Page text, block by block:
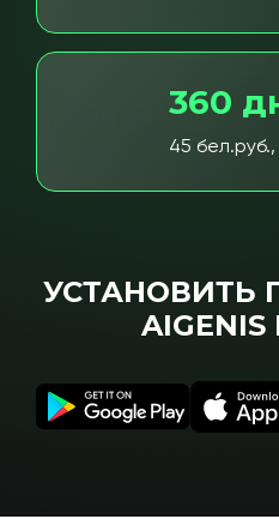
360
45
УСТАНОВИТЬ
AIGENIS